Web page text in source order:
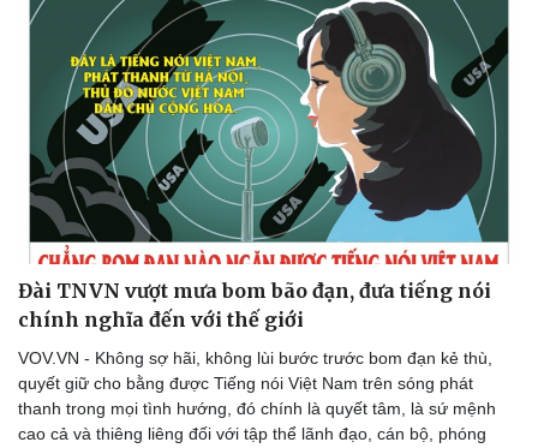
Dinh dưỡng - món ngon
Cây thuốc
Sản phụ khoa
Nhi khoa
Nam khoa
Làm đẹp - giảm cân
Phòng mạch online
Ăn sạch sống khỏe
Nhà đẹp
Blog
Tình yêu - Gia đình
Đài TNVN vượt mưa bom bão đạn, đưa tiếng nói
chính nghĩa đến với thế giới
VOV.VN - Không sợ hãi, không lùi bước trước bom đạn kẻ thù,
quyết giữ cho bằng được Tiếng nói Việt Nam trên sóng phát
thanh trong mọi tình hướng, đó chính là quyết tâm, là sứ mệnh
cao cả và thiêng liêng đối với tập thể lãnh đạo, cán bộ, phóng